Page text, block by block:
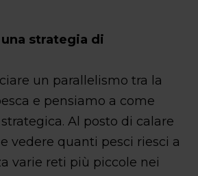
strategia di
un parallelismo tra la
e pensiamo a come
Al posto di calare
vedere quanti pesci riesci a
varie reti più piccole nei